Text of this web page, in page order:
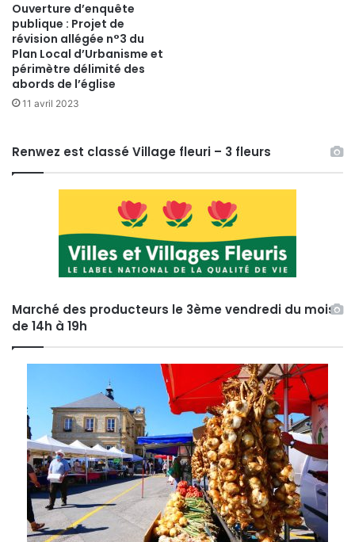
Ouverture d’enquête
publique : Projet de
révision allégée n°3 du
Plan Local d’Urbanisme et
périmètre délimité des
abords de l’église
11 avril 2023
Renwez est classé Village fleuri – 3 fleurs
Marché des producteurs le 3ème vendredi du mois
de 14h à 19h